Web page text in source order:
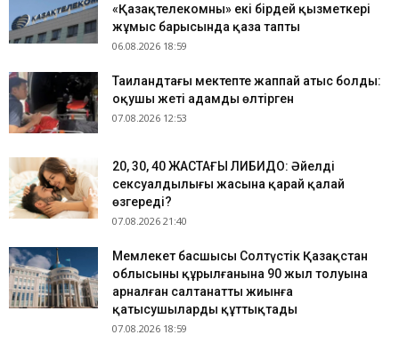
«Қазақтелекомның» екі бірдей қызметкері
жұмыс барысында қаза тапты
06.08.2026 18:59
Таиландтағы мектепте жаппай атыс болды:
оқушы жеті адамды өлтірген
07.08.2026 12:53
​20, 30, 40 ЖАСТАҒЫ ЛИБИДО: Әйелдің
сексуалдылығы жасына қарай қалай
өзгереді?
07.08.2026 21:40
Мемлекет басшысы Солтүстік Қазақстан
облысының құрылғанына 90 жыл толуына
арналған салтанатты жиынға
қатысушыларды құттықтады
07.08.2026 18:59